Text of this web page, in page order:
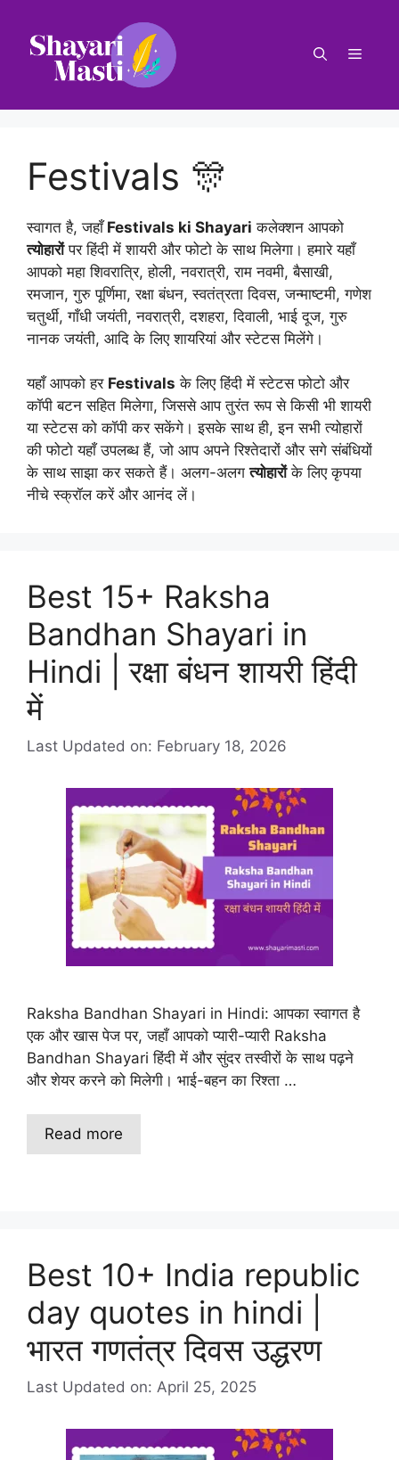
content
Menu
Festivals 🎊
स्वागत है, जहाँFestivals ki Shayari कलेक्शन आपको
त्योहारोंपर हिंदी में शायरी और फोटो के साथ मिलेगा। हमारे यहाँ
आपको महा शिवरात्रि, होली, नवरात्री, राम नवमी, बैसाखी,
रमजान, गुरु पूर्णिमा, रक्षा बंधन, स्वतंत्रता दिवस, जन्माष्टमी, गणेश
चतुर्थी, गाँधी जयंती, नवरात्री, दशहरा, दिवाली, भाई दूज, गुरु
नानक जयंती, आदि के लिए शायरियां और स्टेटस मिलेंगे।
यहाँ आपको हर Festivals के लिए हिंदी में स्टेटस फोटो और
कॉपी बटन सहित मिलेगा, जिससे आप तुरंत रूप से किसी भी शायरी
या स्टेटस को कॉपी कर सकेंगे। इसके साथ ही, इन सभी त्योहारों
की फोटो यहाँ उपलब्ध हैं, जो आप अपने रिश्तेदारों और सगे संबंधियों
के साथ साझा कर सकते हैं। अलग-अलगत्योहारोंके लिए कृपया
नीचे स्क्रॉल करें और आनंद लें।
Best 15+ Raksha
Bandhan Shayari in
Hindi | रक्षा बंधन शायरी हिंदी
में
Last Updated on: February 18, 2026
Raksha Bandhan Shayari in Hindi: आपका स्वागत है
एक और खास पेज पर, जहाँ आपको प्यारी-प्यारी Raksha
Bandhan Shayari हिंदी में और सुंदर तस्वीरों के साथ पढ़ने
और शेयर करने को मिलेगी। भाई-बहन का रिश्ता …
Read more
Best 10+ India republic
day quotes​ in hindi |
भारत गणतंत्र दिवस उद्धरण
Last Updated on: April 25, 2025